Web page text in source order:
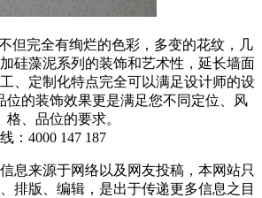
但完全有绚烂的色彩，多变的花纹，几
硅藻泥系列的装饰和艺术性，延长墙面
、定制化特点完全可以满足设计师的设
位的装饰效果更是满足您不同定位、风
格、品位的要求。
： 4000 147 187
息来源于网络以及网友投稿，本网站只
排版、编辑，是出于传递更多信息之目